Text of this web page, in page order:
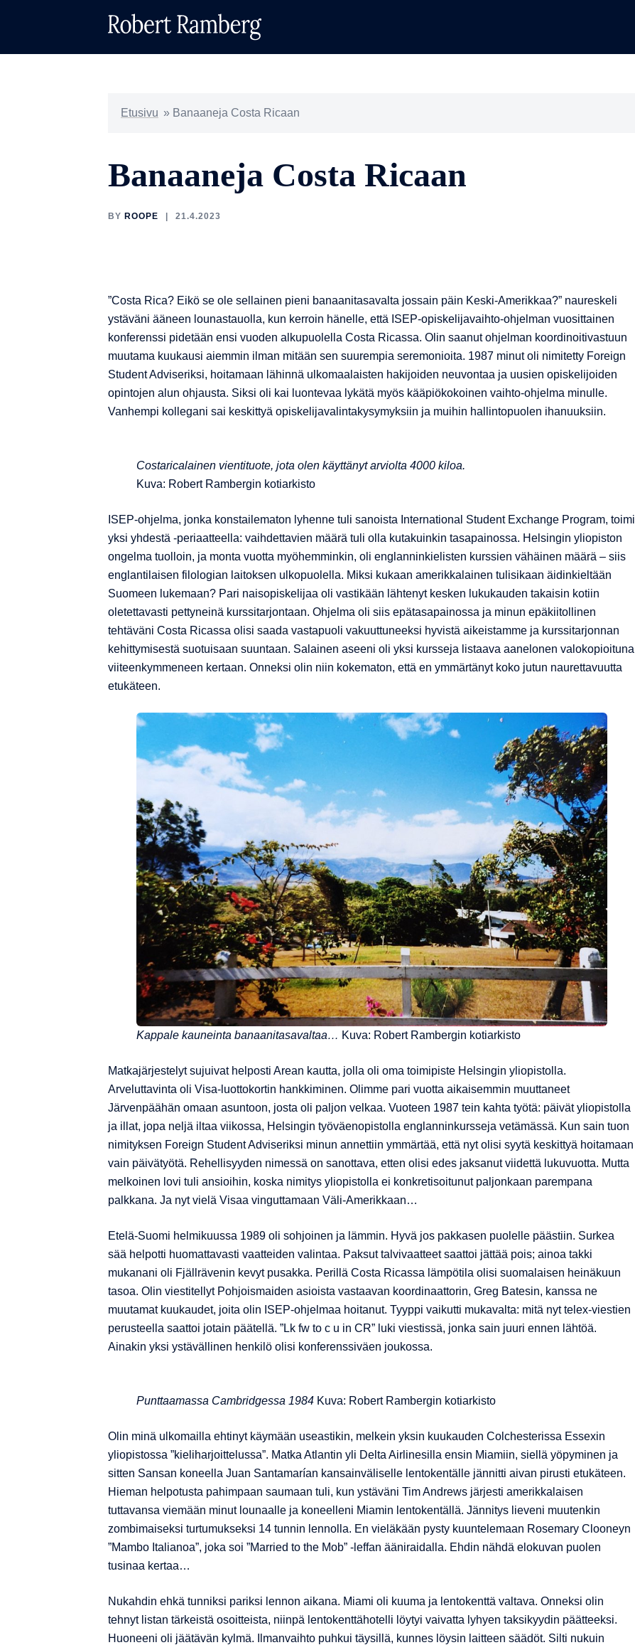
Etusivu » Banaaneja Costa Ricaan
Banaaneja Costa Ricaan
BY ROOPE 21.4.2023
”Costa Rica? Eikö se ole sellainen pieni banaanitasavalta jossain päin Keski-Amerikkaa?” naureskeli
ystäväni ääneen lounastauolla, kun kerroin hänelle, että ISEP-opiskelijavaihto-ohjelman vuosittainen
konferenssi pidetään ensi vuoden alkupuolella Costa Ricassa. Olin saanut ohjelman koordinoitivastuun
muutama kuukausi aiemmin ilman mitään sen suurempia seremonioita. 1987 minut oli nimitetty Foreign
Student Adviseriksi, hoitamaan lähinnä ulkomaalaisten hakijoiden neuvontaa ja uusien opiskelijoiden
opintojen alun ohjausta. Siksi oli kai luontevaa lykätä myös kääpiökokoinen vaihto-ohjelma minulle.
Vanhempi kollegani sai keskittyä opiskelijavalintakysymyksiin ja muihin hallintopuolen ihanuuksiin.
Costaricalainen vientituote, jota olen käyttänyt arviolta 4000 kiloa.
Kuva: Robert Rambergin kotiarkisto
ISEP-ohjelma, jonka konstailematon lyhenne tuli sanoista International Student Exchange Program, toimi
yksi yhdestä -periaatteella: vaihdettavien määrä tuli olla kutakuinkin tasapainossa. Helsingin yliopiston
ongelma tuolloin, ja monta vuotta myöhemminkin, oli englanninkielisten kurssien vähäinen määrä – siis
englantilaisen filologian laitoksen ulkopuolella. Miksi kukaan amerikkalainen tulisikaan äidinkieltään
Suomeen lukemaan? Pari naisopiskelijaa oli vastikään lähtenyt kesken lukukauden takaisin kotiin
oletettavasti pettyneinä kurssitarjontaan. Ohjelma oli siis epätasapainossa ja minun epäkiitollinen
tehtäväni Costa Ricassa olisi saada vastapuoli vakuuttuneeksi hyvistä aikeistamme ja kurssitarjonnan
kehittymisestä suotuisaan suuntaan. Salainen aseeni oli yksi kursseja listaava aanelonen valokopioituna
viiteenkymmeneen kertaan. Onneksi olin niin kokematon, että en ymmärtänyt koko jutun naurettavuutta
etukäteen.
Kappale kauneinta banaanitasavaltaa… Kuva: Robert Rambergin kotiarkisto
Matkajärjestelyt sujuivat helposti Arean kautta, jolla oli oma toimipiste Helsingin yliopistolla.
Arveluttavinta oli Visa-luottokortin hankkiminen. Olimme pari vuotta aikaisemmin muuttaneet
Järvenpäähän omaan asuntoon, josta oli paljon velkaa. Vuoteen 1987 tein kahta työtä: päivät yliopistolla
ja illat, jopa neljä iltaa viikossa, Helsingin työväenopistolla englanninkursseja vetämässä. Kun sain tuon
nimityksen Foreign Student Adviseriksi minun annettiin ymmärtää, että nyt olisi syytä keskittyä hoitamaan
vain päivätyötä. Rehellisyyden nimessä on sanottava, etten olisi edes jaksanut viidettä lukuvuotta. Mutta
melkoinen lovi tuli ansioihin, koska nimitys yliopistolla ei konkretisoitunut paljonkaan parempana
palkkana. Ja nyt vielä Visaa vinguttamaan Väli-Amerikkaan…
Etelä-Suomi helmikuussa 1989 oli sohjoinen ja lämmin. Hyvä jos pakkasen puolelle päästiin. Surkea
sää helpotti huomattavasti vaatteiden valintaa. Paksut talvivaatteet saattoi jättää pois; ainoa takki
mukanani oli Fjällrävenin kevyt pusakka. Perillä Costa Ricassa lämpötila olisi suomalaisen heinäkuun
tasoa. Olin viestitellyt Pohjoismaiden asioista vastaavan koordinaattorin, Greg Batesin, kanssa ne
muutamat kuukaudet, joita olin ISEP-ohjelmaa hoitanut. Tyyppi vaikutti mukavalta: mitä nyt telex-viestien
perusteella saattoi jotain päätellä. ”Lk fw to c u in CR” luki viestissä, jonka sain juuri ennen lähtöä.
Ainakin yksi ystävällinen henkilö olisi konferenssiväen joukossa.
Punttaamassa Cambridgessa 1984 Kuva: Robert Rambergin kotiarkisto
Olin minä ulkomailla ehtinyt käymään useastikin, melkein yksin kuukauden Colchesterissa Essexin
yliopistossa ”kieliharjoittelussa”. Matka Atlantin yli Delta Airlinesilla ensin Miamiin, siellä yöpyminen ja
sitten Sansan koneella Juan Santamarían kansainväliselle lentokentälle jännitti aivan pirusti etukäteen.
Hieman helpotusta pahimpaan saumaan tuli, kun ystäväni Tim Andrews järjesti amerikkalaisen
tuttavansa viemään minut lounaalle ja koneelleni Miamin lentokentällä. Jännitys lieveni muutenkin
zombimaiseksi turtumukseksi 14 tunnin lennolla. En vieläkään pysty kuuntelemaan Rosemary Clooneyn
”Mambo Italianoa”, joka soi ”Married to the Mob” -leffan ääniraidalla. Ehdin nähdä elokuvan puolen
tusinaa kertaa…
Nukahdin ehkä tunniksi pariksi lennon aikana. Miami oli kuuma ja lentokenttä valtava. Onneksi olin
tehnyt listan tärkeistä osoitteista, niinpä lentokenttähotelli löytyi vaivatta lyhyen taksikyydin päätteeksi.
Huoneeni oli jäätävän kylmä. Ilmanvaihto puhkui täysillä, kunnes löysin laitteen säädöt. Silti nukuin